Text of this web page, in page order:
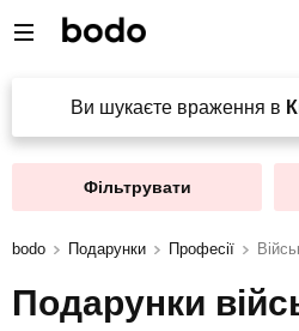
Ви шукаєте враження в
Фільтрувати
bodo Подарунки Професії
Подарунки